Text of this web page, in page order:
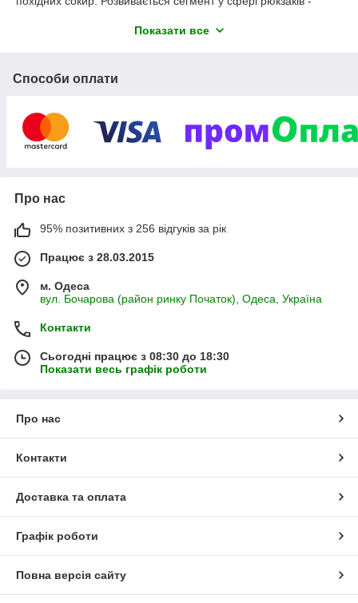
Так само компанія займається продажем пневматичних
активного відпочинку і туризму.
Показати все
Способи оплати
Про нас
95% позитивних з 256 відгуків за рік
Працює з 28.03.2015
м. Одеса
вул. Бочарова (район ринку Початок), Одеса, Україна
Контакти
Сьогодні працює з 08:30 до 18:30
Показати весь графік роботи
Про нас
Контакти
Доставка та оплата
Графік роботи
Повна версія сайту